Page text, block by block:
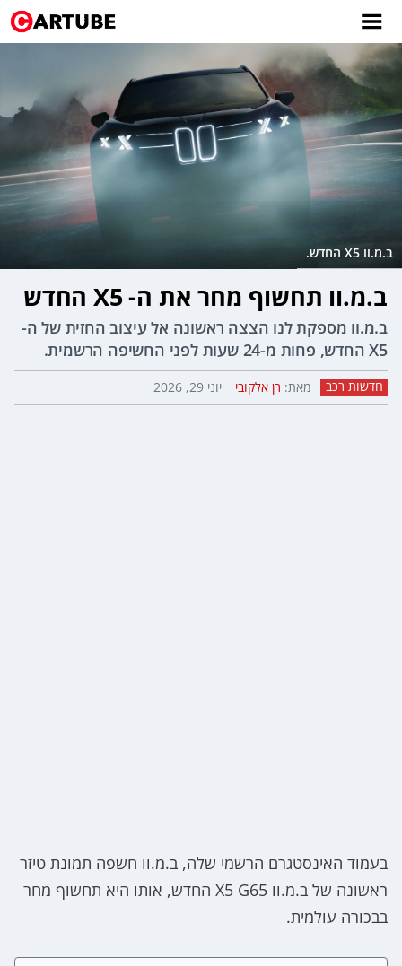
ב.מ.וו X5 החדש.
ב.מ.וו תחשוף מחר את ה- X5 החדש
ב.מ.וו מספקת לנו הצצה ראשונה אל עיצוב החזית של ה-
X5 החדש, פחות מ-24 שעות לפני החשיפה הרשמית.
חדשות רכב מאת: רן אלקובי יוני 29, 2026
בעמוד האינסטגרם הרשמי שלה, ב.מ.וו חשפה תמונת טיזר
ראשונה של ב.מ.וו X5 G65 החדש, אותו היא תחשוף מחר
בבכורה עולמית.